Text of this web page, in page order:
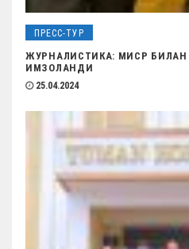
ПРЕСС-ТУР
ЖУРНАЛИСТИКА: МИСР БИЛАН
ИМЗОЛАНДИ
25.04.2024